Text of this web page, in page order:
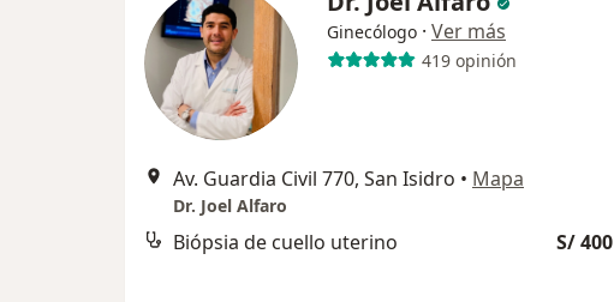
Ginecólogo · Ver más
419 opinión
Av. Guardia Civil 770, San Isidro • Mapa
Dr. Joel Alfaro
Biópsia de cuello uterino S/ 400